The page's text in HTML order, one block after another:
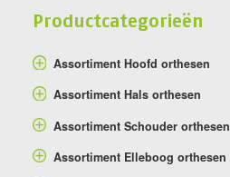
Productcategorieën
Assortiment Hoofd orthesen
Assortiment Hals orthesen
Assortiment Schouder orthesen
Assortiment Elleboog orthesen